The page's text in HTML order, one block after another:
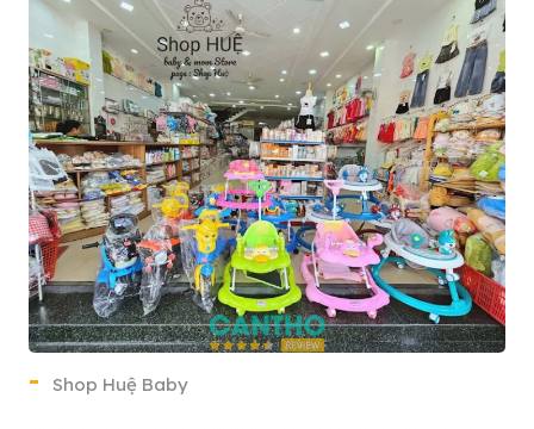
Shop Huệ Baby